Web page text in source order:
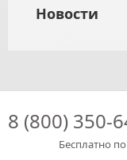
Новости
8 (800) 350-
Бесплатно